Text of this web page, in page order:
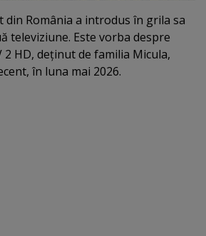
din România a introdus în grila sa
televiziune. Este vorba despre
HD, deţinut de familia Micula,
în luna mai 2026.